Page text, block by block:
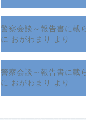
警察会談～報告書に載
に おがわまり より
警察会談～報告書に載
に おがわまり より